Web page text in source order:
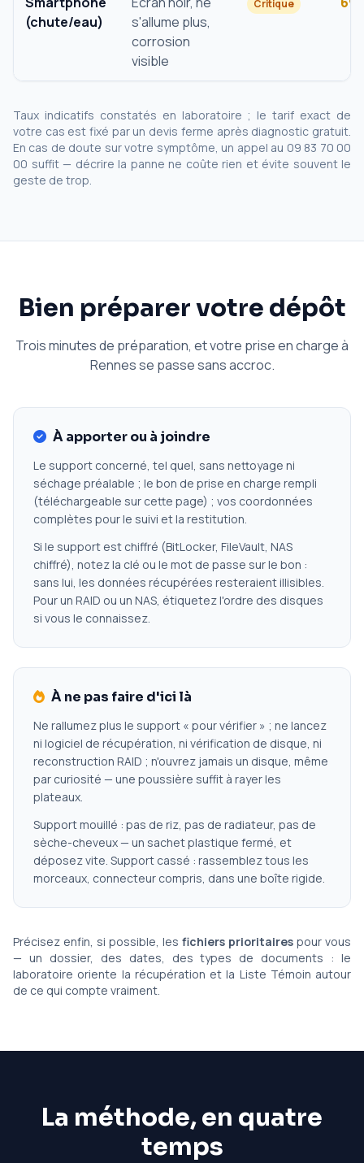
(chute/eau)
s'allume plus,
corrosion
visible
Critique
Taux indicatifs constatés en laboratoire ; le tarif exact de
votre cas est fixé par un devis ferme après diagnostic gratuit.
En cas de doute sur votre symptôme, un appel au 09 83 70 00
00 suffit — décrire la panne ne coûte rien et évite souvent le
geste de trop.
Bien préparer votre dépôt
Trois minutes de préparation, et votre prise en charge à
Rennes se passe sans accroc.
À apporter ou à joindre
Le support concerné, tel quel, sans nettoyage ni
séchage préalable ; le bon de prise en charge rempli
(téléchargeable sur cette page) ; vos coordonnées
complètes pour le suivi et la restitution.
Si le support est chiffré (BitLocker, FileVault, NAS
chiffré), notez la clé ou le mot de passe sur le bon :
sans lui, les données récupérées resteraient illisibles.
Pour un RAID ou un NAS, étiquetez l'ordre des disques
si vous le connaissez.
À ne pas faire d'ici là
Ne rallumez plus le support « pour vérifier » ; ne lancez
ni logiciel de récupération, ni vérification de disque, ni
reconstruction RAID ; n'ouvrez jamais un disque, même
par curiosité — une poussière suffit à rayer les
plateaux.
Support mouillé : pas de riz, pas de radiateur, pas de
sèche-cheveux — un sachet plastique fermé, et
déposez vite. Support cassé : rassemblez tous les
morceaux, connecteur compris, dans une boîte rigide.
Précisez enfin, si possible, les fichiers prioritaires pour vous
— un dossier, des dates, des types de documents : le
laboratoire oriente la récupération et la Liste Témoin autour
de ce qui compte vraiment.
La méthode, en quatre
temps